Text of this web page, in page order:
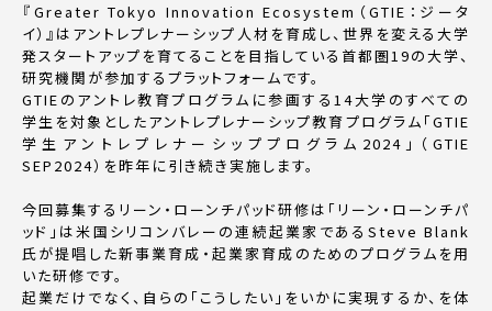
『Greater Tokyo Innovation Ecosystem（GTIE：ジータ
イ）』はアントレプレナーシップ人材を育成し、世界を変える大学
発スタートアップを育てることを目指している首都圏19の大学、
研究機関が参加するプラットフォームです。
GTIEのアントレ教育プログラムに参画する14大学のすべての
学生を対象としたアントレプレナーシップ教育プログラム「GTIE
学生アントレプレナーシッププログラム2024」（GTIE
SEP2024）を昨年に引き続き実施します。
今回募集するリーン・ローンチパッド研修は「リーン・ローンチパ
ッド」は米国シリコンバレーの連続起業家であるSteve Blank
氏が提唱した新事業育成・起業家育成のためのプログラムを用
いた研修です。
起業だけでなく、自らの「こうしたい」をいかに実現するか、を体